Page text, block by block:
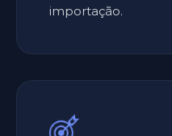
importação.